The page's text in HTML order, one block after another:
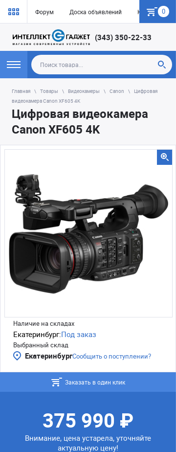
Форум Доска объявлений Как купить
0
(343) 350-22-33
Главная Товары Видеокамеры Canon
Цифровая
видеокамера Canon XF605 4K
Цифровая видеокамера
Canon XF605 4K
Наличие на складах
Екатеринбург:Под заказ
Выбранный склад
ЕкатеринбургСообщить о поступлении?
Заказать в один клик
375 990 ₽
Внимание, цена устарела, уточняйте
актуальную цену!